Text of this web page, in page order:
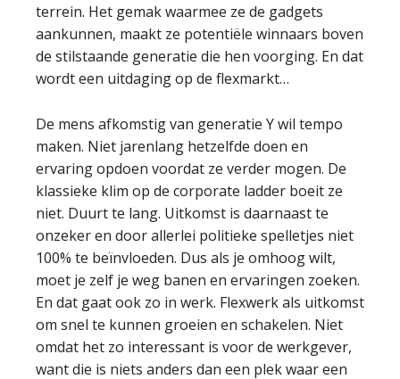
terrein. Het gemak waarmee ze de gadgets
aankunnen, maakt ze potentiële winnaars boven
de stilstaande generatie die hen voorging. En dat
wordt een uitdaging op de flexmarkt…
De mens afkomstig van generatie Y wil tempo
maken. Niet jarenlang hetzelfde doen en
ervaring opdoen voordat ze verder mogen. De
klassieke klim op de corporate ladder boeit ze
niet. Duurt te lang. Uitkomst is daarnaast te
onzeker en door allerlei politieke spelletjes niet
100% te beïnvloeden. Dus als je omhoog wilt,
moet je zelf je weg banen en ervaringen zoeken.
En dat gaat ook zo in werk. Flexwerk als uitkomst
om snel te kunnen groeien en schakelen. Niet
omdat het zo interessant is voor de werkgever,
want die is niets anders dan een plek waar een